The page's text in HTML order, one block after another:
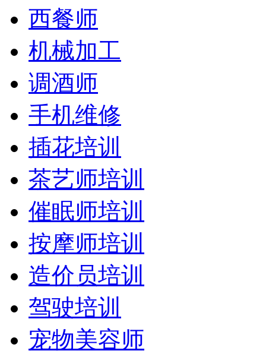
西餐师
机械加工
调酒师
手机维修
插花培训
茶艺师培训
催眠师培训
按摩师培训
造价员培训
驾驶培训
宠物美容师